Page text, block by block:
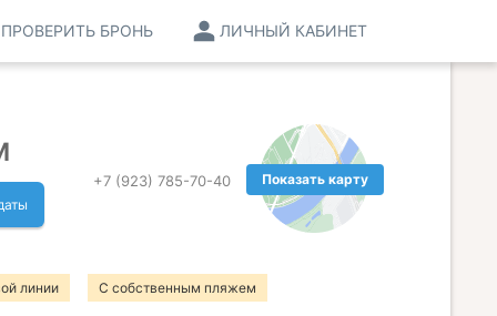
ЛИЧНЫЙ КАБИНЕТ
ПРОВЕРИТЬ БРОНЬ
Показать карту
+7 (923) 785-70-40
линии С собственным пляжем